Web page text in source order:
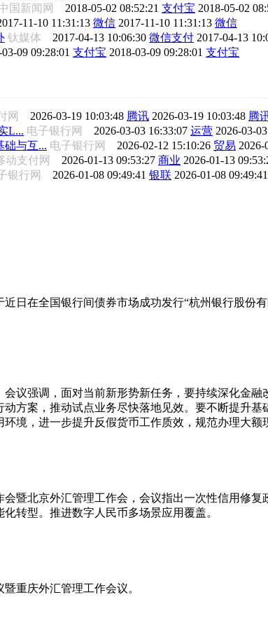
国新闻网 2018-05-02 08:52:21 支付宝 2018-05-02
11-10 11:31:13 微信 2017-11-10 11:31:13 微信
钛媒体 2017-04-13 10:06:30 微信支付 2017-04-13
09 09:28:01 支付宝 2018-03-09 09:28:01 支付宝
网 2026-03-19 10:03:48 腾讯 2026-03-19 10:03:48 腾
L... 电子银行网 2026-03-03 16:33:07 运营 2026-03-
础与互... 电子银行网 2026-02-12 15:10:26 贸易 2026-
动支付网 2026-01-13 09:53:27 商业 2026-01-13
银行网 2026-01-08 09:49:41 银联 2026-01-08 09:49:41
日在全国银行间债券市场成功发行“杭州银行股份
议强调，面对当前新形势新任务，要持续深化金
方案，推动试点业务尽快落地见效。要不断提升
境，进一步提升反假货币工作质效，规范办理大额
暨北京外汇管理工作会，会议指出一次性信用修
转型。推进数字人民币多场景应用覆盖。
重庆外汇管理工作会议。